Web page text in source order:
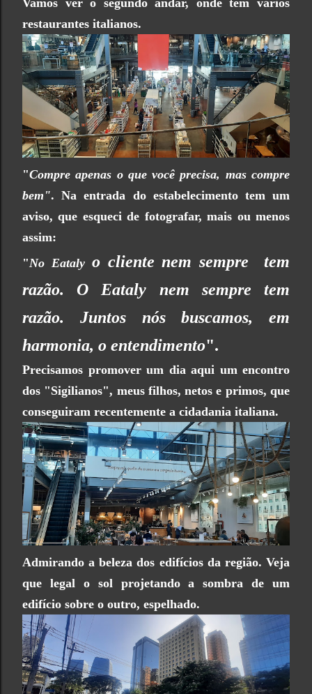
restaurantes italianos.
"Compre apenas o que você precisa, mas compre
bem". Na entrada do estabelecimento tem um
aviso, que esqueci de fotografar, mais ou menos
assim:
"No Eataly o clientenem sempre tem
razão. O Eataly nem sempre tem
razão. Juntos nós buscamos, em
harmonia, o entendimento".
Precisamos promover um dia aqui um encontro
dos "Sigilianos", meus filhos, netos e primos, que
conseguiram recentemente a cidadania italiana.
Admirando a beleza dos edifícios da região. Veja
que legal o sol projetando a sombra de um
edifício sobre o outro, espelhado.